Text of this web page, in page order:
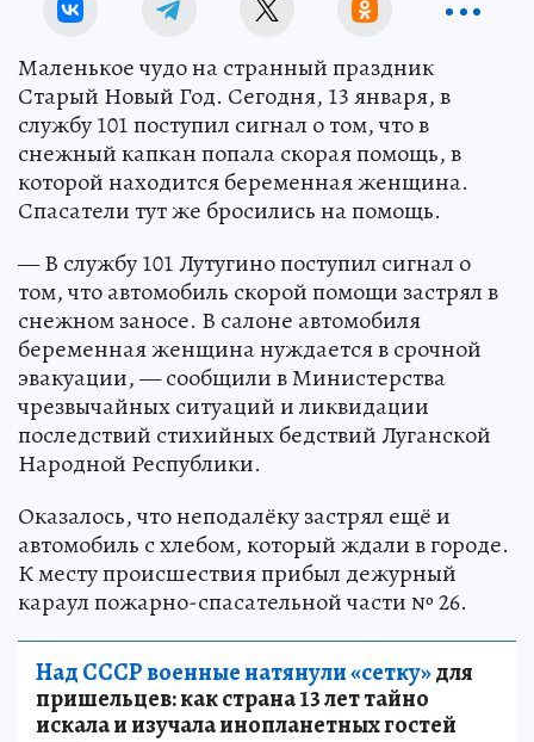
Маленькое чудо на странный праздник
Старый Новый Год. Сегодня, 13 января, в
службу 101 поступил сигнал о том, что в
снежный капкан попала скорая помощь, в
которой находится беременная женщина.
Спасатели тут же бросились на помощь.
— В службу 101 Лутугино поступил сигнал о
том, что автомобиль скорой помощи застрял в
снежном заносе. В салоне автомобиля
беременная женщина нуждается в срочной
эвакуации, — сообщили в Министерства
чрезвычайных ситуаций и ликвидации
последствий стихийных бедствий Луганской
Народной Республики.
Оказалось, что неподалёку застрял ещё и
автомобиль с хлебом, который ждали в городе.
К месту происшествия прибыл дежурный
караул пожарно-спасательной части № 26.
Над СССР военные натянули «сетку»для
пришельцев: как страна 13 лет тайно
искала и изучала инопланетных гостей